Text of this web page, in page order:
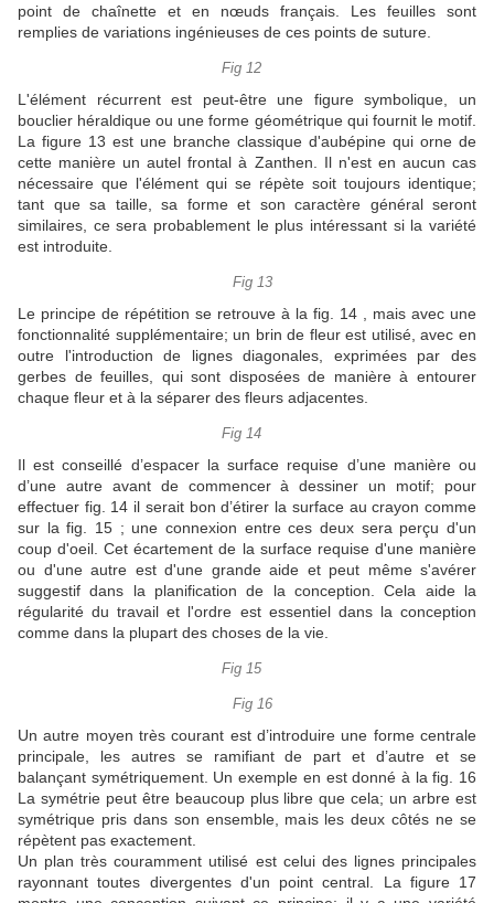
point de chaînette et en nœuds français.
Les feuilles sont
remplies de variations ingénieuses de ces points de suture.
Fig 12
L'élément récurrent est peut-être une figure symbolique, un
bouclier héraldique ou une forme géométrique qui fournit le motif.
La figure 13 est une branche classique d'aubépine qui orne de
cette manière un autel frontal à Zanthen.
Il n'est en aucun cas
nécessaire que l'élément qui se répète soit toujours identique;
tant que sa taille, sa forme et son caractère général seront
similaires, ce sera probablement le plus intéressant si la variété
est introduite.
Fig 13
Le principe de répétition se retrouve à la fig.
14 , mais avec une
fonctionnalité supplémentaire; un brin de fleur est utilisé, avec en
outre l'introduction de lignes diagonales, exprimées par des
gerbes de feuilles, qui sont disposées de manière à entourer
chaque fleur et à la séparer des fleurs adjacentes.
Fig 14
Il est conseillé d’espacer la surface requise d’une manière ou
d’une autre avant de commencer à dessiner un motif;
pour
effectuer fig.
14 il serait bon d’étirer la surface au crayon comme
sur la fig.
15 ; une connexion entre ces deux sera perçu d'un
coup d'oeil. Cet écartement de la surface requise d'une manière
ou d'une autre est d'une grande aide et peut même s'avérer
suggestif dans la planification de la conception.
Cela aide la
régularité du travail et l'ordre est essentiel dans la conception
comme dans la plupart des choses de la vie.
Fig 15
Fig 16
Un autre moyen très courant est d’introduire une forme centrale
principale, les autres se ramifiant de part et d’autre et se
balançant symétriquement. Un exemple en est donné à la fig.
16
La symétrie peut être beaucoup plus libre que cela; un arbre est
symétrique pris dans son ensemble, mais les deux côtés ne se
répètent pas exactement.
Un plan très couramment utilisé est celui des lignes principales
rayonnant toutes divergentes d'un point central.
La figure 17